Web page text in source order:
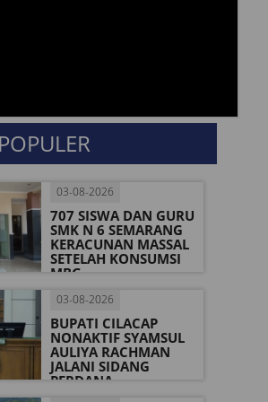
POPULER
03-08-2026
707 SISWA DAN GURU
SMK N 6 SEMARANG
KERACUNAN MASSAL
SETELAH KONSUMSI
MBG
03-08-2026
BUPATI CILACAP
NONAKTIF SYAMSUL
AULIYA RACHMAN
JALANI SIDANG
PERDANA